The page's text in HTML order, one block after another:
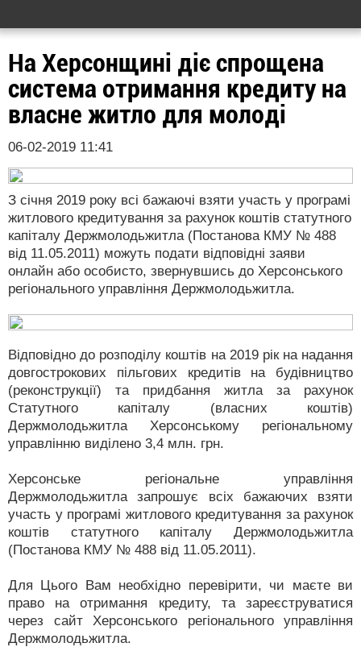
На Херсонщині діє спрощена
система отримання кредиту на
власне житло для молоді
06-02-2019 11:41
З січня 2019 року всі бажаючі взяти участь у програмі
житлового кредитування за рахунок коштів статутного
капіталу Держмолодьжитла (Постанова КМУ № 488
від 11.05.2011) можуть подати відповідні заяви
онлайн або особисто, звернувшись до Херсонського
регіонального управління Держмолодьжитла.
Відповідно до розподілу коштів на 2019 рік на надання
довгострокових пільгових кредитів на будівництво
(реконструкції) та придбання житла за рахунок
Статутного капіталу (власних коштів)
Держмолодьжитла Херсонському регіональному
управлінню виділено 3,4 млн. грн.
Херсонське регіональне управління
Держмолодьжитла запрошує всіх бажаючих взяти
участь у програмі житлового кредитування за рахунок
коштів статутного капіталу Держмолодьжитла
(Постанова КМУ № 488 від 11.05.2011).
Для Цього Вам необхідно перевірити, чи маєте ви
право на отримання кредиту, та зареєструватися
через сайт Херсонського регіонального управління
Держмолодьжитла.